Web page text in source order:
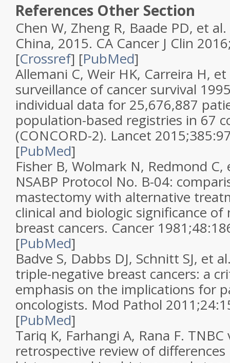
References Other Section
Chen W, Zheng R, Baade PD, et
China, 2015. CA Cancer J Clin
[Crossref] [PubMed]
Allemani C, Weir HK, Carreira H,
surveillance of cancer survival
individual data for 25,676,887
population-based registries in 67
(CONCORD-2). Lancet
[PubMed]
Fisher B, Wolmark N, Redmond
NSABP Protocol No. B-04:
mastectomy with alternative
clinical and biologic significance of
breast cancers. Cancer
[PubMed]
Badve S, Dabbs DJ, Schnitt SJ, et
triple-negative breast cancers: a
emphasis on the implications for
oncologists. Mod Pathol
[PubMed]
Tariq K, Farhangi A, Rana F.
retrospective review of